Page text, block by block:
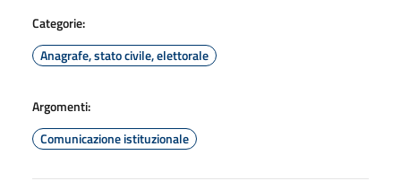
Categorie:
Anagrafe, stato civile, elettorale
Argomenti:
Comunicazione istituzionale